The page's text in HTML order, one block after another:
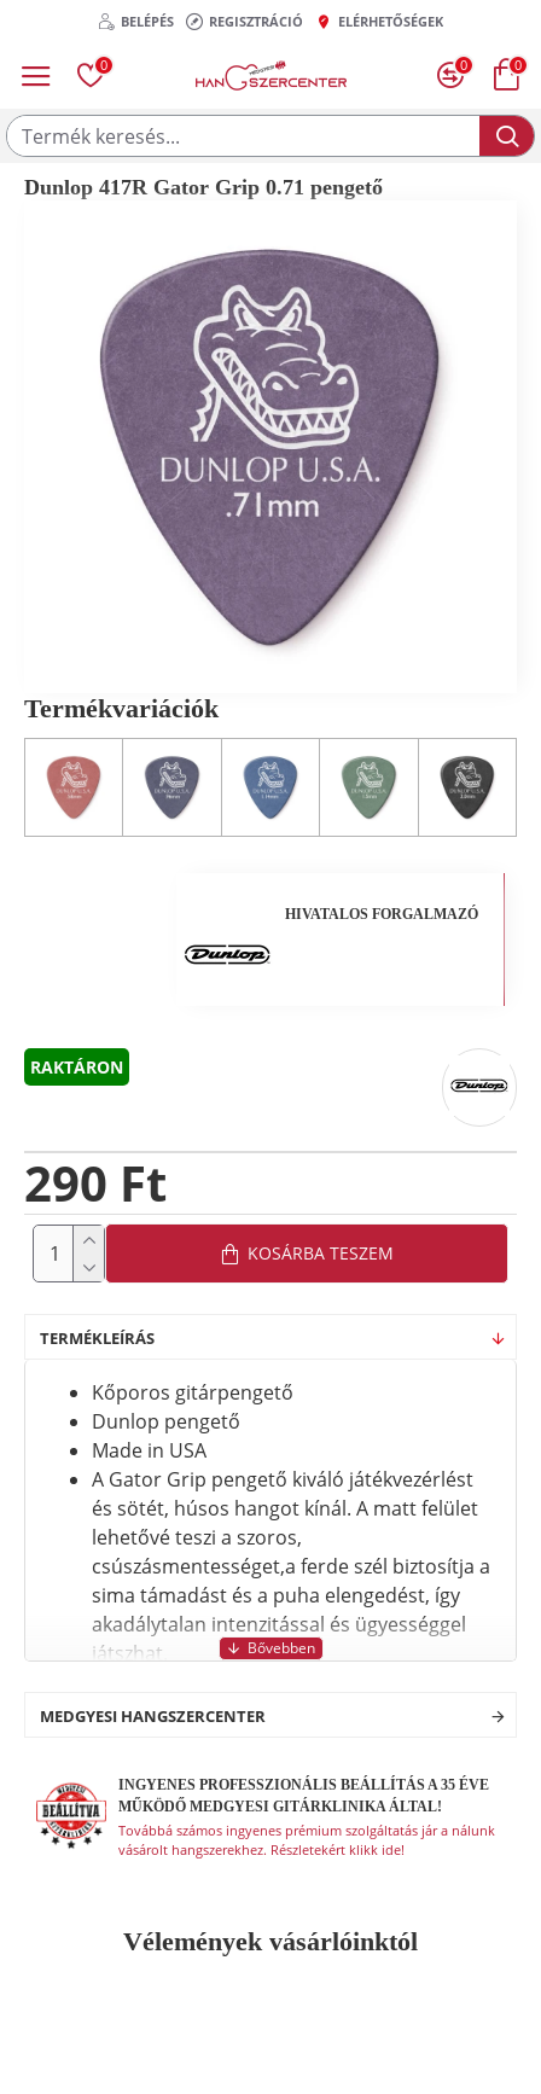
BELÉPÉS REGISZTRÁCIÓ ELÉRHETŐSÉGEK
0 0 0
Dunlop 417R Gator Grip 0.71 pengető
Termékvariációk
290 Ft
RAKTÁRON
KOSÁRBA TESZEM
HIVATALOS FORGALMAZÓ
INGYENES PROFESSZIONÁLIS BEÁLLÍTÁS A 35 ÉVE
MŰKÖDŐ MEDGYESI GITÁRKLINIKA ÁLTAL!
Továbbá számos ingyenes prémium szolgáltatás jár a nálunk
vásárolt hangszerekhez. Részletekért klikk ide!
TERMÉKLEÍRÁS
Kőporos gitárpengető
Dunlop pengető
Made in USA
A Gator Grip pengető kiváló játékvezérlést
és sötét, húsos hangot kínál. A matt felület
lehetővé teszi a szoros,
csúszásmentességet,a ferde szél biztosítja a
sima támadást és a puha elengedést, így
akadálytalan intenzitással és ügyességgel
játszhat.
MEDGYESI HANGSZERCENTER
Vélemények vásárlóinktól